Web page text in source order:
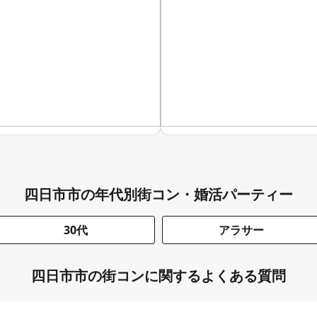
四日市市の年代別街コン・婚活パーティー
30代 アラサー
四日市市の街コンに関するよくある質問